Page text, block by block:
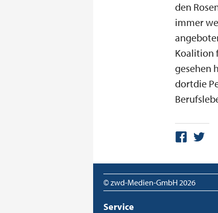
den
immer
Koalition
gesehen
dortdie
© zwd-Medien-GmbH 2026
Service